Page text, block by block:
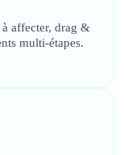
affecter, drag &
multi-étapes.